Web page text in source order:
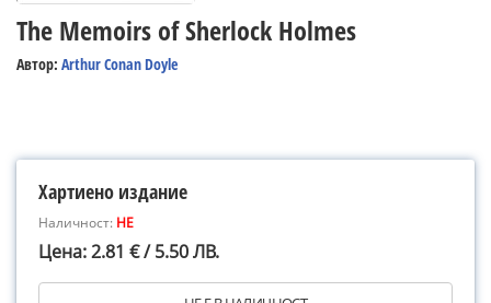
The Memoirs of Sherlock Holmes
Автор: Arthur Conan Doyle
Хартиено издание
Наличност: НЕ
Цена: 2.81 € / 5.50 ЛВ.